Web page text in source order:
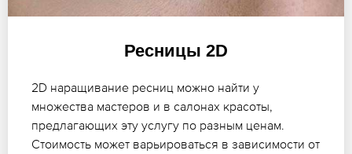
Ресницы 2D
2D наращивание ресниц можно найти у
множества мастеров и в салонах красоты,
предлагающих эту услугу по разным ценам.
Стоимость может варьироваться в зависимости от